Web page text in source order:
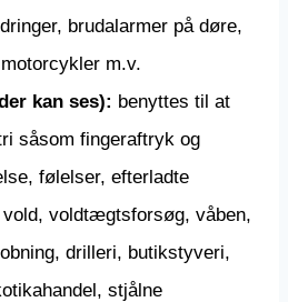
brudalarmer på døre,
m.v.
kan ses): benyttes til at
såsom fingeraftryk og
følelser, efterladte
voldtægtsforsøg, våben,
drilleri, butikstyveri,
stjålne